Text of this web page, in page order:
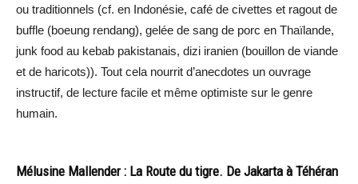
ou traditionnels (cf. en Indonésie, café de civettes et ragout de
buffle (boeung rendang), gelée de sang de porc en Thaïlande,
junk food au kebab pakistanais, dizi iranien (bouillon de viande
et de haricots)). Tout cela nourrit d’anecdotes un ouvrage
instructif, de lecture facile et même optimiste sur le genre
humain.
Mélusine Mallender : La Route du tigre. De Jakarta à Téhéran